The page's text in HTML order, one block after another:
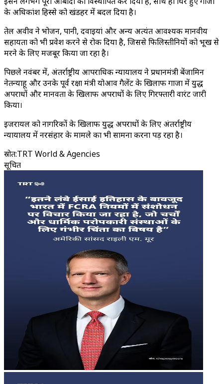
के अधिकांश हिस्से को खंडहर में बदल दिया है।
तेल अवीव ने भोजन, पानी, दवाइयां और अन्य अत्यंत आवश्यक मानवीय
सहायता को भी प्रवेश करने से रोक दिया है, जिससे फिलिस्तीनियों को भूख से
मरने के लिए मजबूर किया जा रहा है।
पिछले नवंबर में, अंतर्राष्ट्रीय आपराधिक न्यायालय ने प्रधानमंत्री बेंजामिन
नेतन्याहू और उनके पूर्व रक्षा मंत्री योआव गैलेंट के खिलाफ गाजा में युद्ध
अपराधों और मानवता के खिलाफ अपराधों के लिए गिरफ्तारी वारंट जारी
किया।
इजरायल को नागरिकों के खिलाफ युद्ध अपराधों के लिए अंतर्राष्ट्रीय
न्यायालय में नरसंहार के मामले का भी सामना करना पड़ रहा है।
स्रोत:TRT World & Agencies
सूचित